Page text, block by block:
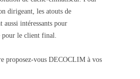
dirigeant, les atouts de
intéressants pour
pour le client final.
proposez-vous DECOCLIM à vos